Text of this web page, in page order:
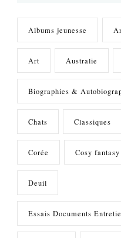
Albums jeunesse
Art Australie
Biographies &
Chats Classiques
Corée Cosy fantasy
Deuil
Essais Documents